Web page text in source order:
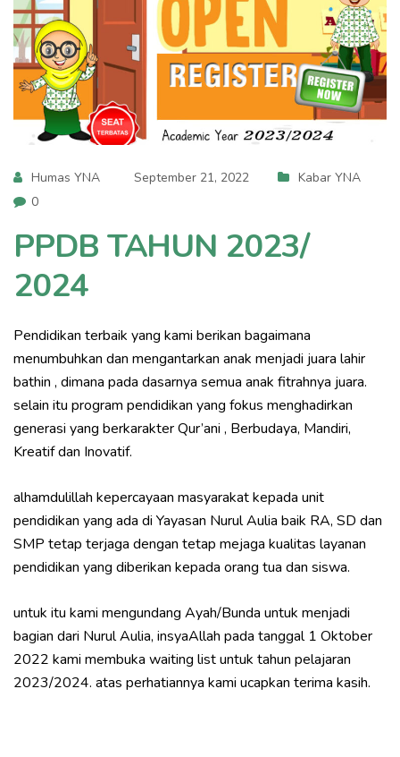
Humas YNA September 21, 2022
Kabar YNA
0
PPDB TAHUN 2023/
2024
Pendidikan terbaik yang kami berikan bagaimana
menumbuhkan dan mengantarkan anak menjadi juara lahir
bathin , dimana pada dasarnya semua anak fitrahnya juara.
selain itu program pendidikan yang fokus menghadirkan
generasi yang berkarakter Qur’ani , Berbudaya, Mandiri,
Kreatif dan Inovatif.
alhamdulillah kepercayaan masyarakat kepada unit
pendidikan yang ada di Yayasan Nurul Aulia baik RA, SD dan
SMP tetap terjaga dengan tetap mejaga kualitas layanan
pendidikan yang diberikan kepada orang tua dan siswa.
untuk itu kami mengundang Ayah/Bunda untuk menjadi
bagian dari Nurul Aulia, insyaAllah pada tanggal 1 Oktober
2022 kami membuka waiting list untuk tahun pelajaran
2023/2024. atas perhatiannya kami ucapkan terima kasih.